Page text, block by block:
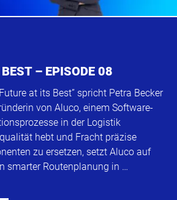
– EPISODE 08
at its Best” spricht Petra Becker
von Aluco, einem Software-
in der Logistik
hebt und Fracht präzise
zu ersetzen, setzt Aluco auf
smarter Routenplanung in …